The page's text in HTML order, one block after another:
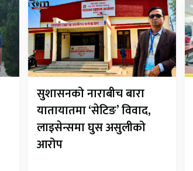
सुशासनको नाराबीच बारा
यातायातमा ‘सेटिङ’ विवाद,
लाइसेन्समा घुस असुलीको
आरोप